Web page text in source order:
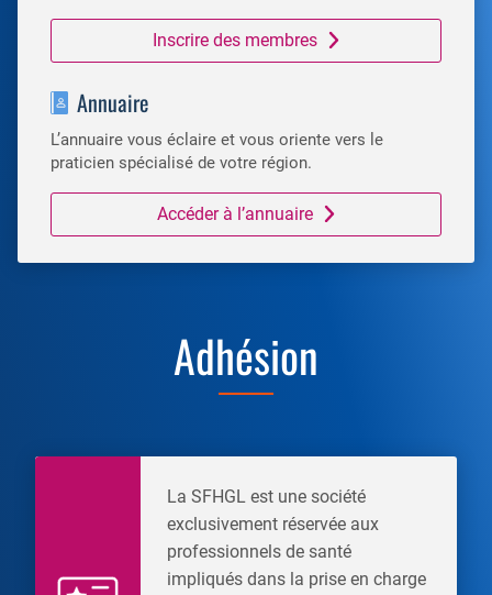
Inscrire des membres
Annuaire
L’annuaire vous éclaire et vous oriente vers le
praticien spécialisé de votre région.
Accéder à l’annuaire
Adhésion
La SFHGL est une société
exclusivement réservée aux
professionnels de santé
impliqués dans la prise en charge